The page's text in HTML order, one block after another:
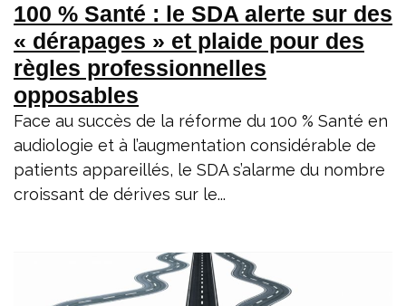
100 % Santé : le SDA alerte sur des
« dérapages » et plaide pour des
règles professionnelles
opposables
Face au succès de la réforme du 100 % Santé en
audiologie et à l’augmentation considérable de
patients appareillés, le SDA s’alarme du nombre
croissant de dérives sur le...